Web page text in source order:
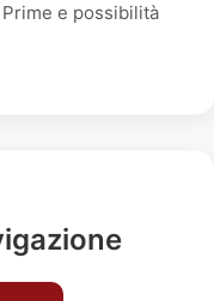
e possibilità